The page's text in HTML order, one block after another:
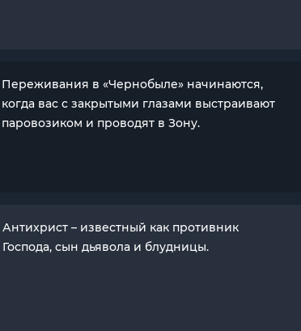
Переживания в «Чернобыле» начинаются,
когда вас с закрытыми глазами выстраивают
паровозиком и проводят в Зону.
Антихрист – известный как противник
Господа, сын дьявола и блудницы.